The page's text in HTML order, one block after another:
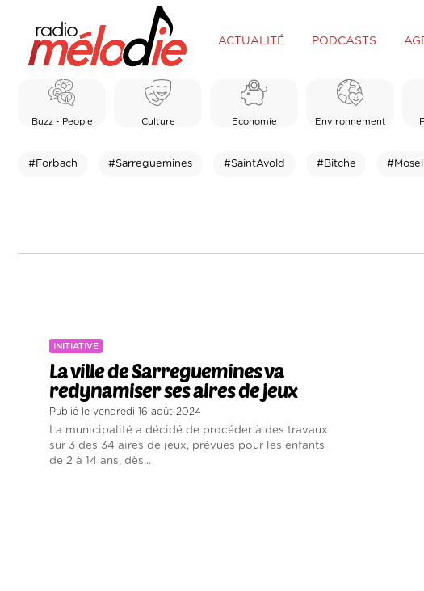
ACTUALITÉ PODCASTS
Buzz - People Culture Economie Environnement
#Forbach #Sarreguemines #SaintAvold #Bitche
INITIATIVE
La ville de Sarreguemines va
redynamiser ses aires de jeux
Publié le vendredi 16 août 2024
La municipalité a décidé de procéder à des travaux
sur 3 des 34 aires de jeux, prévues pour les enfants
de 2 à 14 ans, dès...